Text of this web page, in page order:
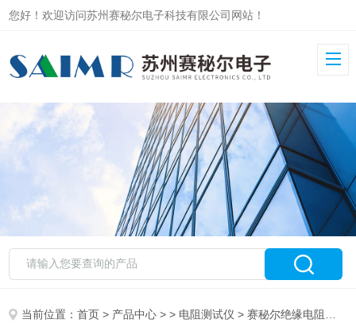
您好！欢迎访问苏州赛秘尔电子科技有限公司网站！
当前位置：首页 > 产品中心 > > 电阻测试仪 > 赛秘尔绝缘电阻测试仪SMR635A